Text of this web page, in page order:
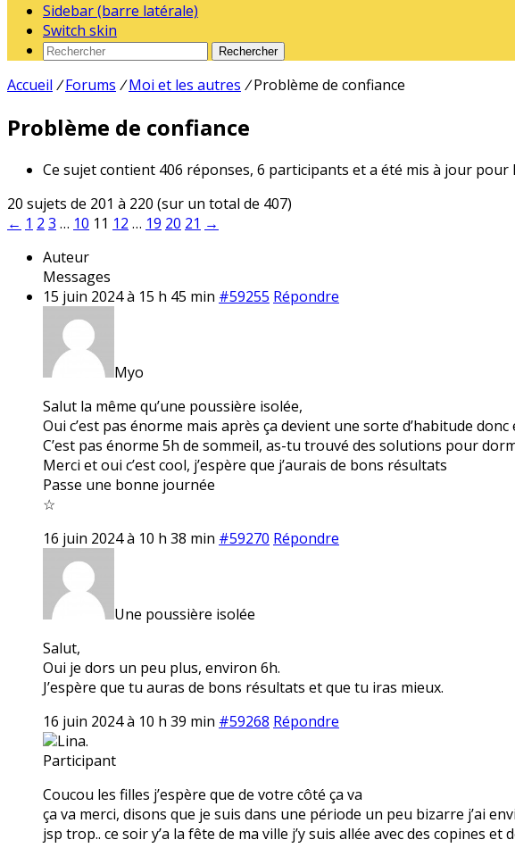
Sidebar (barre latérale)
Switch skin
Rechercher
Accueil / Forums / Moi et les autres / Problème de confiance
Problème de confiance
Ce sujet contient 406 réponses, 6 participants et a été mis à jour
20 sujets de 201 à 220 (sur un total de 407)
← 1 2 3 … 10 11 12 … 19 20 21 →
Auteur
Messages
15 juin 2024 à 15 h 45 min #59255 Répondre
Myo
Salut la même qu’une poussière isolée,
Oui c’est pas énorme mais après ça devient une sorte d’habitude
C’est pas énorme 5h de sommeil, as-tu trouvé des solutions pour
Merci et oui c’est cool, j’espère que j’aurais de bons résultats
Passe une bonne journée
☆
16 juin 2024 à 10 h 38 min #59270 Répondre
Une poussière isolée
Salut,
Oui je dors un peu plus, environ 6h.
J’espère que tu auras de bons résultats et que tu iras mieux.
16 juin 2024 à 10 h 39 min #59268 Répondre
Lina.
Participant
Coucou les filles j’espère que de votre côté ça va
ça va merci, disons que je suis dans une période un peu bizarre j’ai
jsp trop.. ce soir y’a la fête de ma ville j’y suis allée avec des copines et